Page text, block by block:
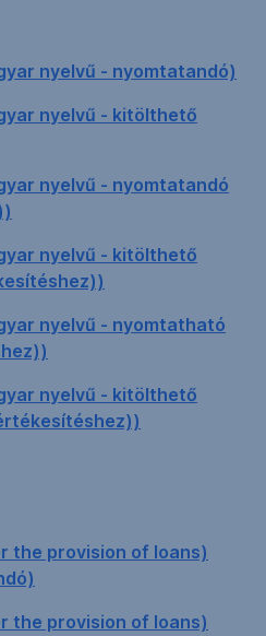
nyelvű - nyomtatandó)
nyelvű - kitölthető
nyelvű - nyomtatandó
nyelvű - kitölthető
nyelvű - nyomtatható
nyelvű - kitölthető
the provision of loans)
the provision of loans)